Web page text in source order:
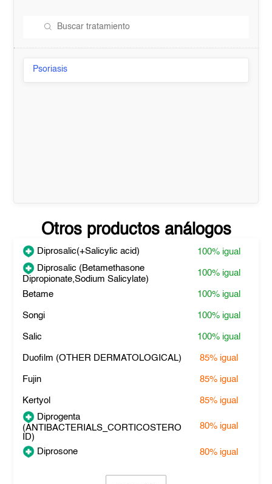
Psoriasis
Otros productos análogos
Diprosalic(+Salicylic acid) 100% igual
Diprosalic (Betamethasone
Dipropionate,Sodium Salicylate)
100% igual
Betame 100% igual
Songi 100% igual
Salic 100% igual
Duofilm (OTHER DERMATOLOGICAL) 85% igual
Fujin 85% igual
Kertyol 85% igual
Diprogenta
(ANTIBACTERIALS_CORTICOSTERO
ID)
80% igual
Diprosone 80% igual